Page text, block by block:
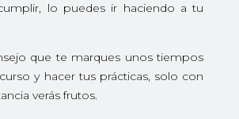
lo puedes ir haciendo a tu
que te marques unos tiempos
y hacer tus prácticas, solo con
verás frutos.